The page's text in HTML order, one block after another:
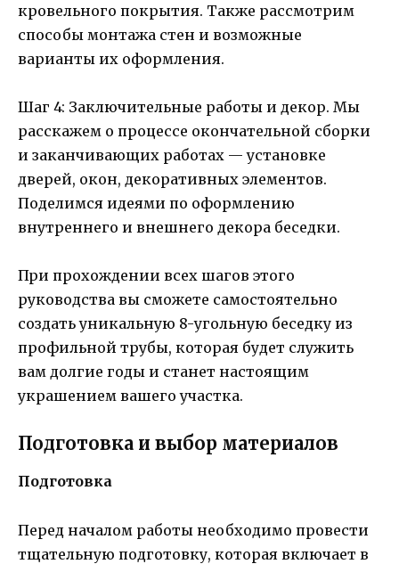
кровельного покрытия. Также рассмотрим
способы монтажа стен и возможные
варианты их оформления.
Шаг 4: Заключительные работы и декор. Мы
расскажем о процессе окончательной сборки
и заканчивающих работах — установке
дверей, окон, декоративных элементов.
Поделимся идеями по оформлению
внутреннего и внешнего декора беседки.
При прохождении всех шагов этого
руководства вы сможете самостоятельно
создать уникальную 8-угольную беседку из
профильной трубы, которая будет служить
вам долгие годы и станет настоящим
украшением вашего участка.
Подготовка и выбор материалов
Подготовка
Перед началом работы необходимо провести
тщательную подготовку, которая включает в